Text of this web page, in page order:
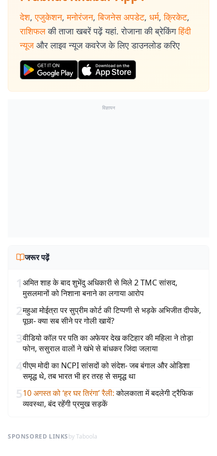
देश, एजुकेशन, मनोरंजन, बिजनेस अपडेट, धर्म, क्रिकेट,
राशिफल की ताजा खबरें पढ़ें यहां. रोजाना की ब्रेकिंग हिंदी
न्यूज और लाइव न्यूज कवरेज के लिए डाउनलोड करिए
विज्ञापन
जरूर पढ़ें
1अमित शाह के बाद शुभेंदु अधिकारी से मिले 2 TMC सांसद,
मुसलमानों को निशाना बनाने का लगाया आरोप
2महुआ मोईत्रा पर सुप्रीम कोर्ट की टिप्पणी से भड़के अभिजीत दीपके,
पूछा- क्या सब सीने पर गोली खायें?
3वीडियो कॉल पर पति का अफेयर देख कटिहार की महिला ने तोड़ा
फोन, ससुराल वालों ने खंभे से बांधकर जिंदा जलाया
4पीएम मोदी का NCPI सांसदों को संदेश- जब बंगाल और ओडिशा
समृद्ध थे, तब भारत भी हर तरह से समृद्ध था
510 अगस्त को ‘हर घर तिरंगा’ रैली: कोलकाता में बदलेगी ट्रैफिक
व्यवस्था, बंद रहेंगी प्रमुख सड़कें
SPONSORED LINKSby Taboola